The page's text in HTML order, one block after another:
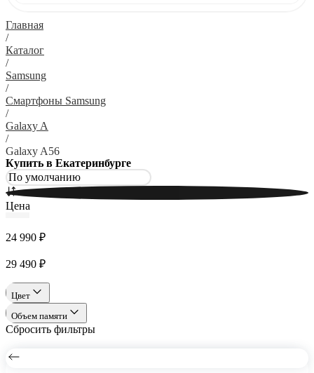
Главная
/
Каталог
/
Samsung
/
Смартфоны Samsung
/
Galaxy A
/
Galaxy A56
Купить в Екатеринбурге
Цена
24 990 ₽
29 490 ₽
Цвет
Объем памяти
Сбросить фильтры